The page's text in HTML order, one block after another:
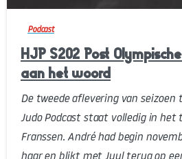
Podcast
HJP S202 Post
aan het woord
De tweede aflevering van seizoen
Judo Podcast staat volledig in het
Franssen. André had begin